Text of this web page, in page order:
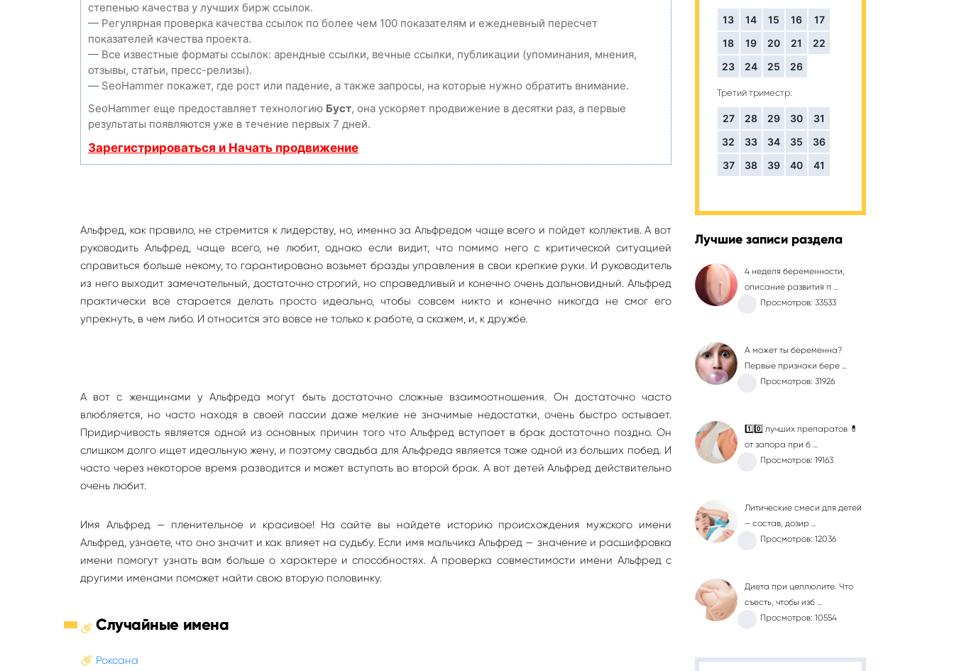
степенью качества у лучших бирж ссылок.
— Регулярная проверка качества ссылок по более чем 100 показателям и ежедневный пересчет
показателей качества проекта.
— Все известные форматы ссылок: арендные ссылки, вечные ссылки, публикации (упоминания, мнения,
отзывы, статьи, пресс-релизы).
— SeoHammer покажет, где рост или падение, а также запросы, на которые нужно обратить внимание.
SeoHammer еще предоставляет технологию Буст, она ускоряет продвижение в десятки раз, а первые
результаты появляются уже в течение первых 7 дней.
Зарегистрироваться и Начать продвижение
Альфред, как правило, не стремится к лидерству, но, именно за Альфредом чаще всего и пойдет коллектив. А вот
руководить Альфред, чаще всего, не любит, однако если видит, что помимо него с критической ситуацией
справиться больше некому, то гарантировано возьмет бразды управления в свои крепкие руки. И руководитель
из него выходит замечательный, достаточно строгий, но справедливый и конечно очень дальновидный. Альфред
практически все старается делать просто идеально, чтобы совсем никто и конечно никогда не смог его
упрекнуть, в чем либо. И относится это вовсе не только к работе, а скажем, и, к дружбе.
А вот с женщинами у Альфреда могут быть достаточно сложные взаимоотношения. Он достаточно часто
влюбляется, но часто находя в своей пассии даже мелкие не значимые недостатки, очень быстро остывает.
Придирчивость является одной из основных причин того что Альфред вступает в брак достаточно поздно. Он
слишком долго ищет идеальную жену, и поэтому свадьба для Альфреда является тоже одной из больших побед. И
часто через некоторое время разводится и может вступать во второй брак. А вот детей Альфред действительно
очень любит.
Имя Альфред — пленительное и красивое! На сайте вы найдете историю происхождения мужского имени
Альфред, узнаете, что оно значит и как влияет на судьбу. Если имя мальчика Альфред — значение и расшифровка
имени помогут узнать вам больше о характере и способностях. А проверка совместимости имени Альфред с
другими именами поможет найти свою вторую половинку.
Случайные имена
Роксана
13 14 15 16
17
18
19 20 21
22
23
24 25 26
Третий триместр:
27 28 29 30
31
32
33 34 35
36
37
38 39 40 41
Лучшие записи раздела
4 неделя беременности,
описание развития п …
Просмотров: 33533
А может ты беременна?
Первые признаки бере …
Просмотров: 31926
1️⃣0️⃣ лучших препаратов 💊
от запора при б …
Просмотров: 19163
Литические смеси для детей
– состав, дозир …
Просмотров: 12036
Диета при целлюлите. Что
съесть, чтобы изб …
Просмотров: 10554